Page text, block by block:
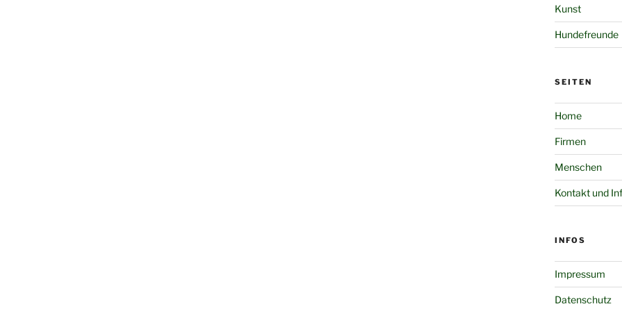
Kunst
Hundefreunde
SEITEN
Home
Firmen
Menschen
Kontakt und
INFOS
Impressum
Datenschutz